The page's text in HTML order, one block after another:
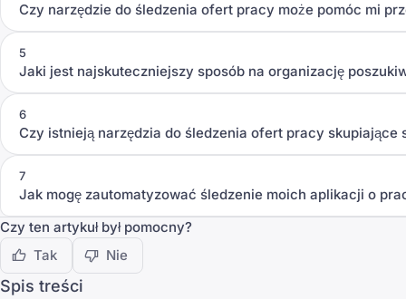
Czy narzędzie do śledzenia ofert pracy może pomóc mi
5
Jaki jest najskuteczniejszy sposób na organizację
6
Czy istnieją narzędzia do śledzenia ofert pracy skupiające
7
Jak mogę zautomatyzować śledzenie moich aplikacji o
Czy ten artykuł był pomocny?
Tak
Nie
Spis treści